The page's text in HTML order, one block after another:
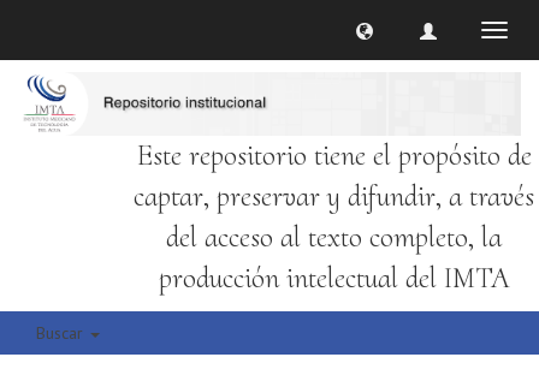
Este repositorio tiene el propósito de
captar, preservar y difundir, a través
del acceso al texto completo, la
producción intelectual del IMTA
Buscar